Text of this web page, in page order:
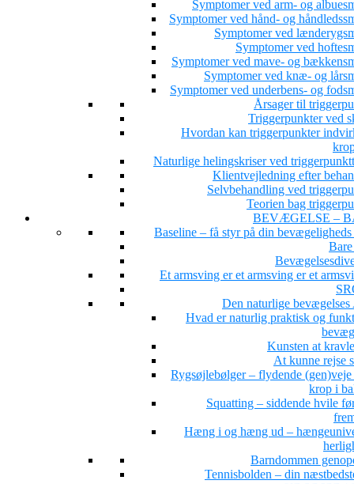
Symptomer ved arm- og
Symptomer ved hånd- og
Symptomer ved
Symptomer ved
Symptomer ved mave- og
Symptomer ved knæ- og
Symptomer ved underbens- og
Årsager til
Triggerpunkter ved
Hvordan kan triggerpunkter
Naturlige helingskriser ved
Klientvejledning efter
Selvbehandling ved
Teorien bag
BEVÆGELSE –
Baseline – få styr på din bevægeligheds
Et armsving er et armsving er et
Den naturlige
Hvad er naturlig praktisk og
Kunsten at
At kunne rejse
Rygsøjlebølger – flydende
krop i
Squatting – siddende hvile
Hæng i og hæng ud –
Barndommen
Tennisbolden – din